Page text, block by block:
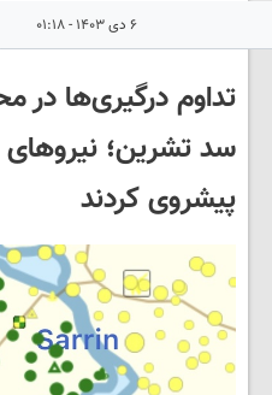
۶ دی ۱۴۰۳ - ۰۱:۱۸
تداوم درگیری‌ها در
پیشروی کردند